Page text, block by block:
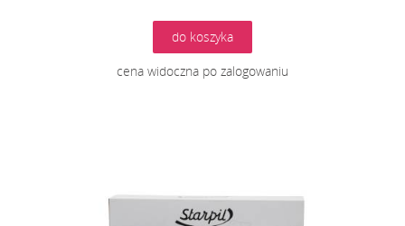
do koszyka
cena widoczna po zalogowaniu